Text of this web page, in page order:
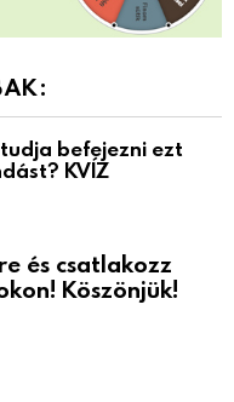
befejezni ezt
KVÍZ
és csatlakozz
Köszönjük!